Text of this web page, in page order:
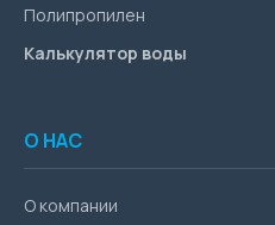
Полипропилен
Калькулятор воды
О НАС
О компании